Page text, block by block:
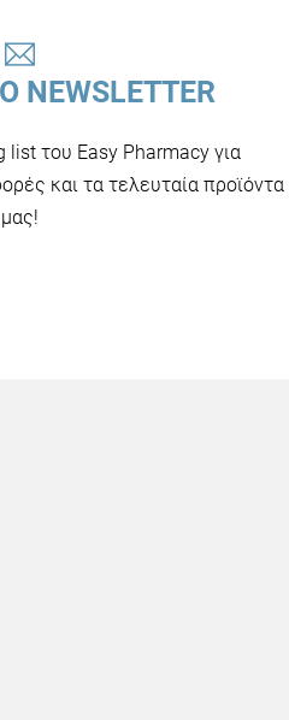
list του Easy Pharmacy για
και τα τελευταία προϊόντα
μας!